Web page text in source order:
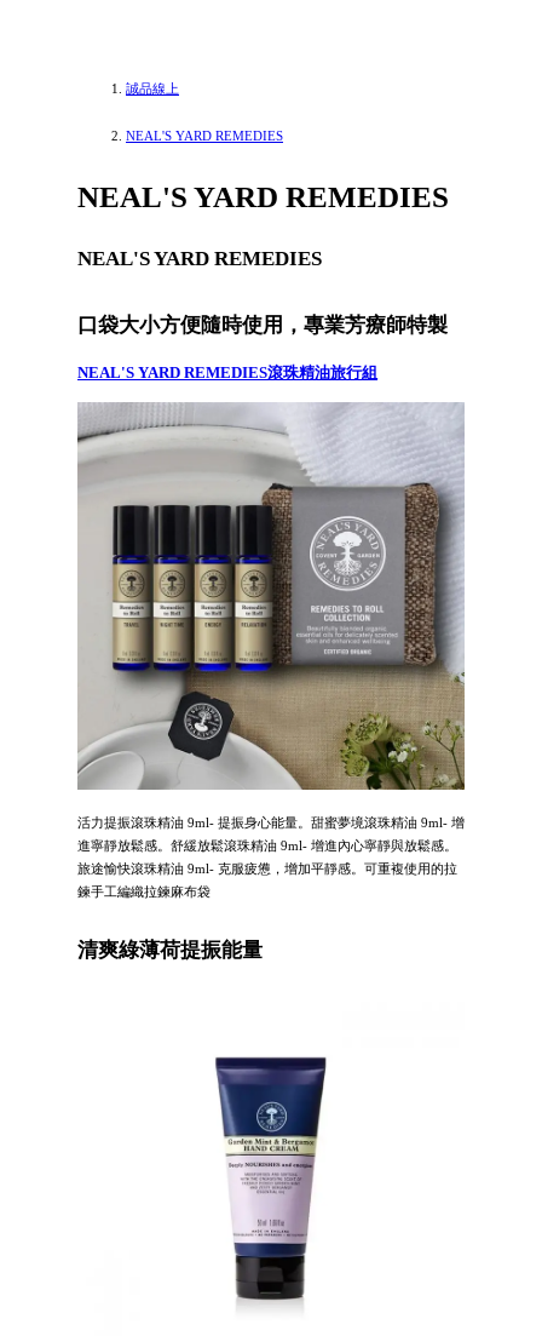
誠品線上
NEAL'S YARD REMEDIES
NEAL'S YARD REMEDIES
NEAL'S YARD REMEDIES
口袋大小方便隨時使用，專業芳療師特製
NEAL'S YARD REMEDIES滾珠精油旅行組
活力提振滾珠精油 9ml- 提振身心能量。甜蜜夢境滾珠精油 9ml- 增
進寧靜放鬆感。舒緩放鬆滾珠精油 9ml- 增進內心寧靜與放鬆感。
旅途愉快滾珠精油 9ml- 克服疲憊，增加平靜感。可重複使用的拉
鍊手工編織拉鍊麻布袋
清爽綠薄荷提振能量